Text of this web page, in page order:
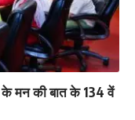
के मन की बात के 134 वें